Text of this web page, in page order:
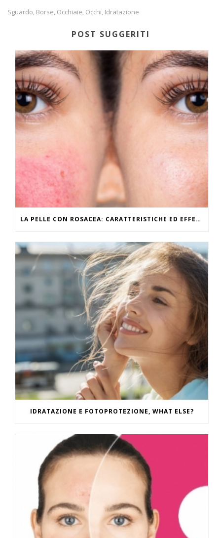
Sguardo, Borse, Occhiaie, Occhi, Idratazione
POST SUGGERITI
LA PELLE CON ROSACEA: CARATTERISTICHE ED EFFETTI DEL CALDO
IDRATAZIONE E FOTOPROTEZIONE, WHAT ELSE?